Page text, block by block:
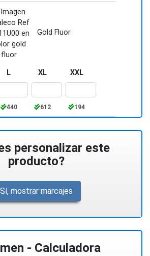
Gold Fluor
L
440
XL
612
XXL
194
personalizar este
producto?
Sí, mostrar marcajes
- Calculadora